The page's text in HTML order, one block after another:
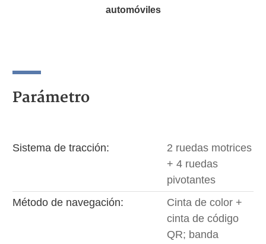
automóviles
Parámetro
Sistema de tracción:
2 ruedas motrices
+ 4 ruedas
pivotantes
Método de navegación:
Cinta de color +
cinta de código
QR; banda